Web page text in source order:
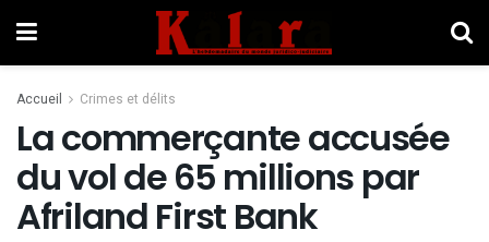
Accueil Crimes et délits
La commerçante accusée
du vol de 65 millions par
Afriland First Bank